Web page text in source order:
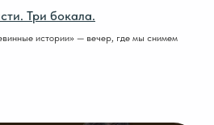
Три бокала.
истории» — вечер, где мы снимем